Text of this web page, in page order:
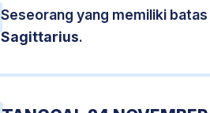
Seseorang yang memiliki
Sagittarius.